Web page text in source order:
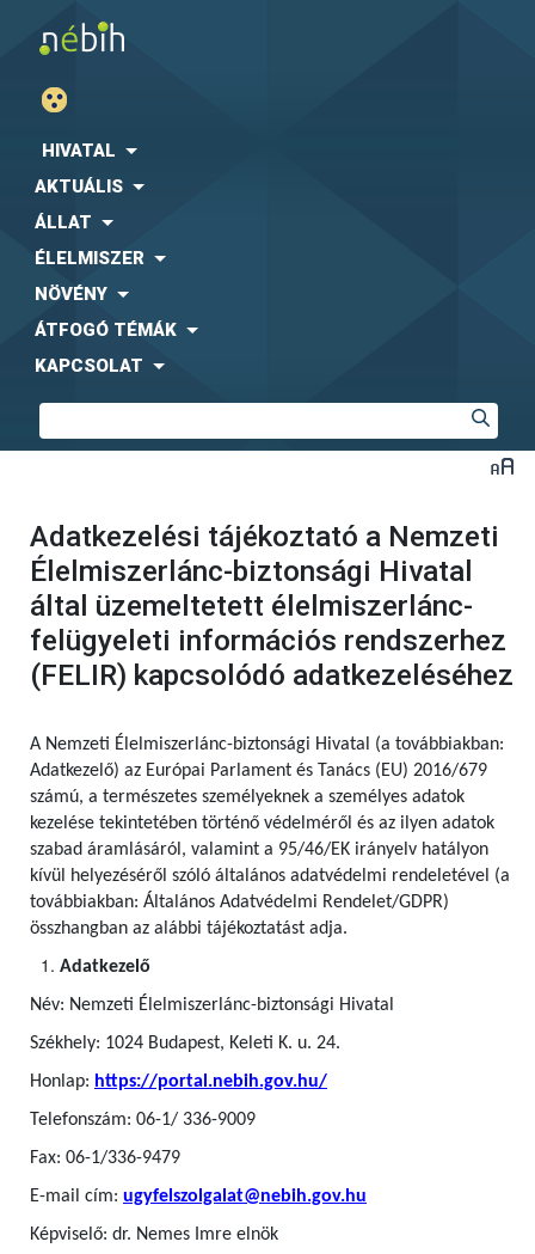
HIVATAL
AKTUÁLIS
ÁLLAT
ÉLELMISZER
NÖVÉNY
ÁTFOGÓ TÉMÁK
KAPCSOLAT
Adatkezelési tájékoztató a Nemzeti
Élelmiszerlánc-biztonsági Hivatal
által üzemeltetett élelmiszerlánc-
felügyeleti információs rendszerhez
(FELIR) kapcsolódó adatkezeléséhez
A Nemzeti Élelmiszerlánc-biztonsági Hivatal (a továbbiakban:
Adatkezelő) az Európai Parlament és Tanács (EU) 2016/679
számú, a természetes személyeknek a személyes adatok
kezelése tekintetében történő védelméről és az ilyen adatok
szabad áramlásáról, valamint a 95/46/EK irányelv hatályon
kívül helyezéséről szóló általános adatvédelmi rendeletével (a
továbbiakban: Általános Adatvédelmi Rendelet/GDPR)
összhangban az alábbi tájékoztatást adja.
Adatkezelő
Név: Nemzeti Élelmiszerlánc-biztonsági Hivatal
Székhely: 1024 Budapest, Keleti K. u. 24.
Honlap: https://portal.nebih.gov.hu/
Telefonszám: 06-1/ 336-9009
Fax: 06-1/336-9479
E-mail cím: ugyfelszolgalat@nebih.gov.hu
Képviselő: dr. Nemes Imre elnök